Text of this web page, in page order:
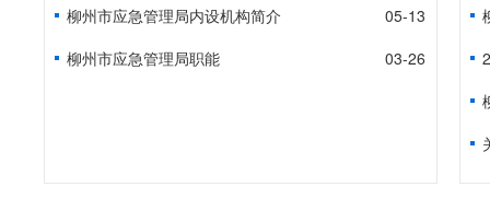
柳州市应急管理局内设机构简介
05-13
柳州市应急管理局职能
03-26